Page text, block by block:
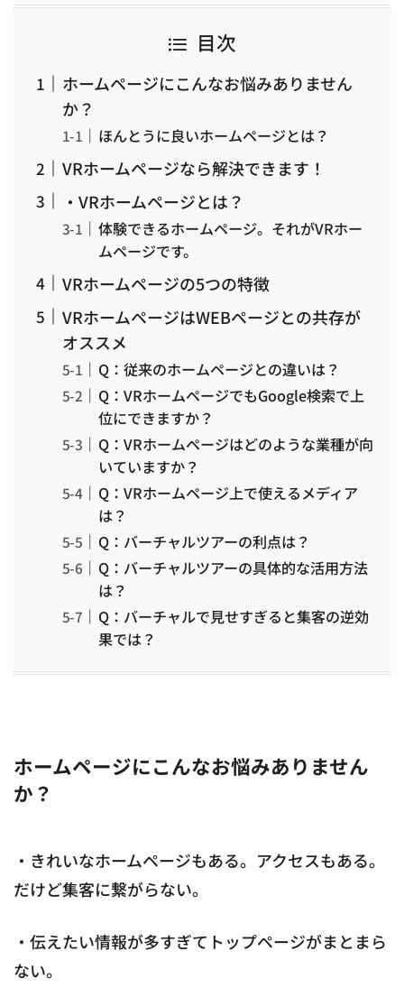
目次
ホームページにこんなお悩みありません
か？
ほんとうに良いホームページとは？
VRホームページなら解決できます！
・VRホームページとは？
体験できるホームページ。それがVRホー
ムページです。
VRホームページの5つの特徴
VRホームページはWEBページとの共存が
オススメ
Q：従来のホームページとの違いは？
Q：VRホームページでもGoogle検索で上
位にできますか？
Q：VRホームページはどのような業種が向
いていますか？
Q：VRホームページ上で使えるメディア
は？
Q：バーチャルツアーの利点は？
Q：バーチャルツアーの具体的な活用方法
は？
Q：バーチャルで見せすぎると集客の逆効
果では？
ホームページにこんなお悩みありません
か？
・きれいなホームページもある。アクセスもある。
だけど集客に繋がらない。
・伝えたい情報が多すぎてトップページがまとまら
ない。